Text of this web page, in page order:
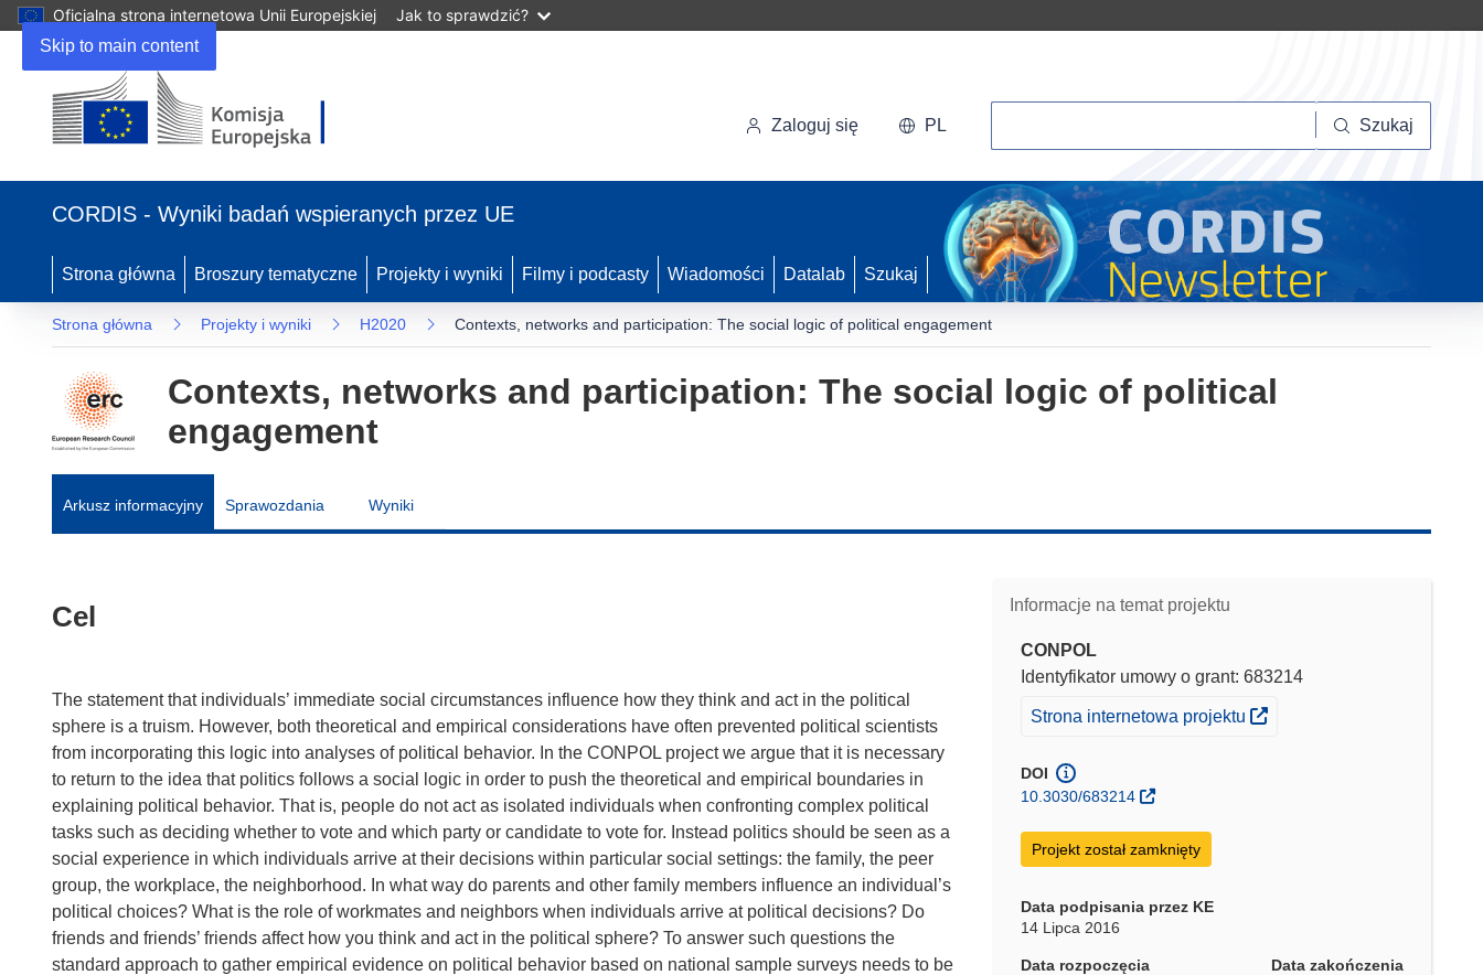
Skip to main content
Oficjalna strona internetowa Unii Europejskiej Jak to sprawdzić?
Zaloguj się PL Szukaj
CORDIS - Wyniki badań wspieranych przez UE
Strona główna Broszury tematyczne Projekty i wyniki Filmy i podcasty Wiadomości Datalab Szukaj
Strona główna Projekty i wyniki H2020 Contexts, networks and participation: The social logic of political engagement
Contexts, networks and participation: The social logic of political
engagement
Arkusz informacyjny Sprawozdania Wyniki
Informacje na temat projektu
CONPOL
Identyfikator umowy o grant: 683214
(odnośnik otworzy się w nowym oknie)
Strona internetowa projektu
DOI
10.3030/683214
Projekt został zamknięty
Data podpisania przez KE
14 Lipca 2016
Data rozpoczęcia
Data zakończenia
Cel
The statement that individuals’ immediate social circumstances influence how they think and act in the political
sphere is a truism. However, both theoretical and empirical considerations have often prevented political scientists
from incorporating this logic into analyses of political behavior. In the CONPOL project we argue that it is necessary
to return to the idea that politics follows a social logic in order to push the theoretical and empirical boundaries in
explaining political behavior. That is, people do not act as isolated individuals when confronting complex political
tasks such as deciding whether to vote and which party or candidate to vote for. Instead politics should be seen as a
social experience in which individuals arrive at their decisions within particular social settings: the family, the peer
group, the workplace, the neighborhood. In what way do parents and other family members influence an individual’s
political choices? What is the role of workmates and neighbors when individuals arrive at political decisions? Do
friends and friends’ friends affect how you think and act in the political sphere? To answer such questions the
standard approach to gather empirical evidence on political behavior based on national sample surveys needs to be